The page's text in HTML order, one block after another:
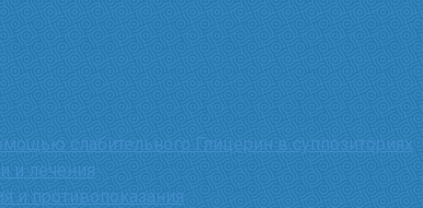
слабительного Глицерин в суппозиториях
и лечения
и противопоказания